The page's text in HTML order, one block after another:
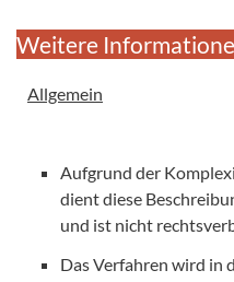
Weitere
Allgemein
Aufgrund der
dient diese
und ist nicht
Das Verfahren wird in